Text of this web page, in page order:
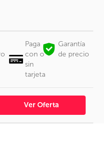
Paga
con o
sin
tarjeta
Garantía
de precio
Ver Oferta